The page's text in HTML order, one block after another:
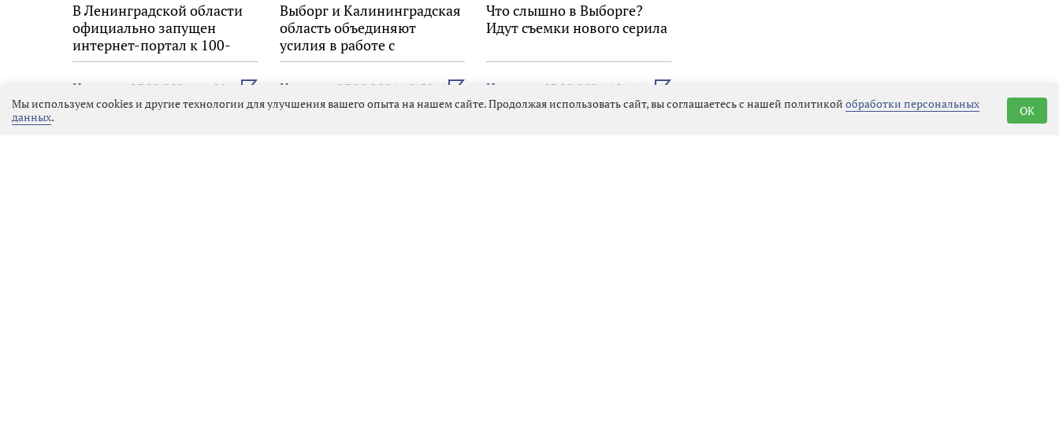
В Ленинградской области
официально запущен
интернет-портал к 100-
летию региона
Выборг и Калининградская
область объединяют
усилия в работе с
молодёжью
Что слышно в Выборге?
Идут съемки нового серила
Новости 07.08.2026 11:09
Выбрать
новость
Новости 07.08.2026 10:52
Выбрать
новость
Новости 07.08.2026 10:46
Выбрать
новость
Мы используем cookies и другие технологии для улучшения вашего опыта на нашем сайте. Продолжая использовать сайт, вы соглашаетесь с нашей политикой обработки персональных
данных. OK